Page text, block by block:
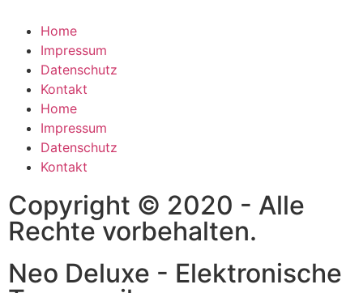
Home
Impressum
Datenschutz
Kontakt
Home
Impressum
Datenschutz
Kontakt
Copyright © 2020 - Alle
Rechte vorbehalten.
Neo Deluxe - Elektronische